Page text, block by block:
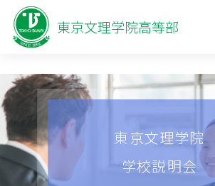
東京文理学院高等部
東京文理学院
学校説明会